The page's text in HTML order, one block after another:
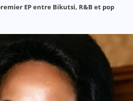
EP entre Bikutsi, R&B et pop